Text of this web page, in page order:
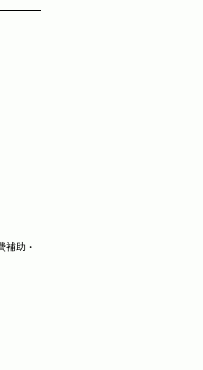
補助・